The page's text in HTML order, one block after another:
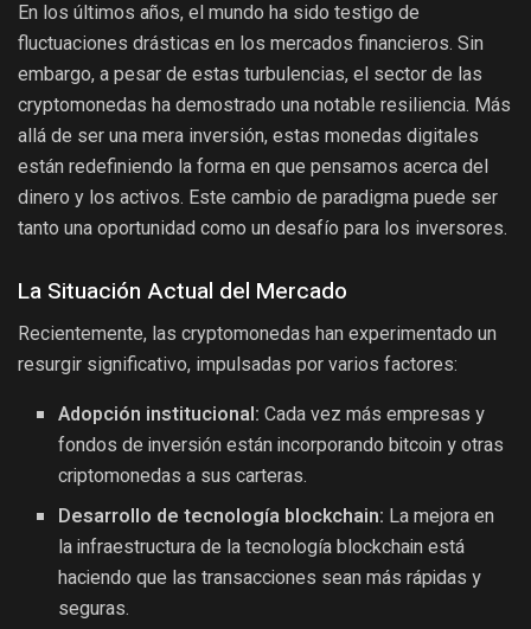
En los últimos años, el mundo ha sido testigo de
fluctuaciones drásticas en los mercados financieros. Sin
embargo, a pesar de estas turbulencias, el sector de las
cryptomonedas ha demostrado una notable resiliencia. Más
allá de ser una mera inversión, estas monedas digitales
están redefiniendo la forma en que pensamos acerca del
dinero y los activos. Este cambio de paradigma puede ser
tanto una oportunidad como un desafío para los inversores.
La Situación Actual del Mercado
Recientemente, las cryptomonedas han experimentado un
resurgir significativo, impulsadas por varios factores:
Adopción institucional: Cada vez más empresas y
fondos de inversión están incorporando bitcoin y otras
criptomonedas a sus carteras.
Desarrollo de tecnología blockchain: La mejora en
la infraestructura de la tecnología blockchain está
haciendo que las transacciones sean más rápidas y
seguras.